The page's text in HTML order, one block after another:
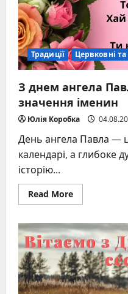
Традиції Цервковні
З днем ангела
значення іменин
Юлія Коробка
День ангела Павла —
календарі, а глибоке
історію...
Read MoreRead
more
днем
ангела
Павла:
дати,
традиції
та
значення
іменин